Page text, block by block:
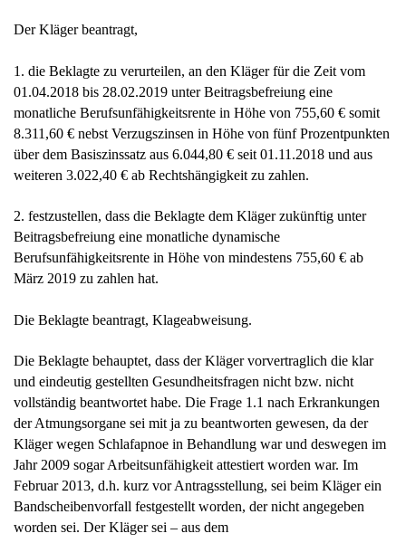
Der Kläger beantragt,
1. die Beklagte zu verurteilen, an den Kläger für die Zeit vom
01.04.2018 bis 28.02.2019 unter Beitragsbefreiung eine
monatliche Berufsunfähigkeitsrente in Höhe von 755,60 € somit
8.311,60 € nebst Verzugszinsen in Höhe von fünf Prozentpunkten
über dem Basiszinssatz aus 6.044,80 € seit 01.11.2018 und aus
weiteren 3.022,40 € ab Rechtshängigkeit zu zahlen.
2. festzustellen, dass die Beklagte dem Kläger zukünftig unter
Beitragsbefreiung eine monatliche dynamische
Berufsunfähigkeitsrente in Höhe von mindestens 755,60 € ab
März 2019 zu zahlen hat.
Die Beklagte beantragt, Klageabweisung.
Die Beklagte behauptet, dass der Kläger vorvertraglich die klar
und eindeutig gestellten Gesundheitsfragen nicht bzw. nicht
vollständig beantwortet habe. Die Frage 1.1 nach Erkrankungen
der Atmungsorgane sei mit ja zu beantworten gewesen, da der
Kläger wegen Schlafapnoe in Behandlung war und deswegen im
Jahr 2009 sogar Arbeitsunfähigkeit attestiert worden war. Im
Februar 2013, d.h. kurz vor Antragsstellung, sei beim Kläger ein
Bandscheibenvorfall festgestellt worden, der nicht angegeben
worden sei. Der Kläger sei – aus dem